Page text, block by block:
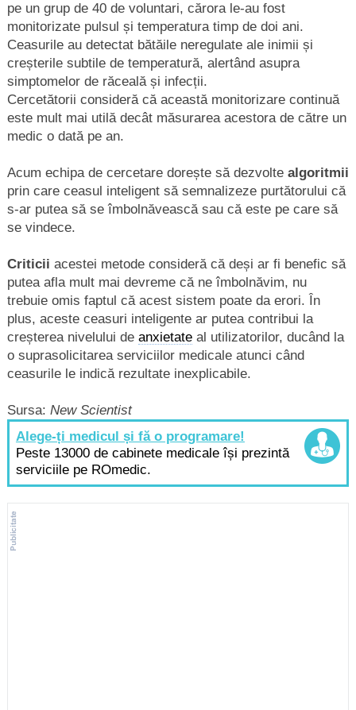
pe un grup de 40 de voluntari, cărora le-au fost
monitorizate pulsul și temperatura timp de doi ani.
Ceasurile au detectat bătăile neregulate ale inimii și
creșterile subtile de temperatură, alertând asupra
simptomelor de răceală și infecții.
Cercetătorii consideră că această monitorizare continuă
este mult mai utilă decât măsurarea acestora de către un
medic o dată pe an.
Acum echipa de cercetare dorește să dezvolte algoritmii
prin care ceasul inteligent să semnalizeze purtătorului că
s-ar putea să se îmbolnăvească sau că este pe care să
se vindece.
Criticii acestei metode consideră că deși ar fi benefic să
putea afla mult mai devreme că ne îmbolnăvim, nu
trebuie omis faptul că acest sistem poate da erori. În
plus, aceste ceasuri inteligente ar putea contribui la
creșterea nivelului de anxietateal utilizatorilor, ducând la
o suprasolicitarea serviciilor medicale atunci când
ceasurile le indică rezultate inexplicabile.
Sursa: New Scientist
Alege-ți medicul și fă o programare!
Peste 13000 de cabinete medicale își prezintă
serviciile pe ROmedic.